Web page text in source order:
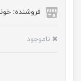
فروشنده:
ناموجود